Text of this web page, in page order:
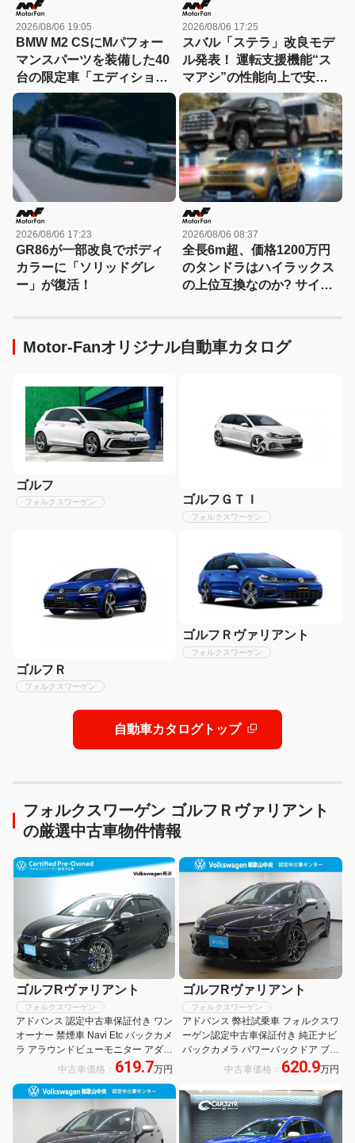
2026/08/06 19:05
BMW M2 CSにMパフォー
マンスパーツを装備した40
台の限定車「エディショ
ン・エッジ」が登場！
2026/08/06 17:25
スバル「ステラ」改良モデ
ル発表！ 運転支援機能“ス
マアシ”の性能向上で安心
感さらにアップ
2026/08/06 17:23
GR86が一部改良でボディ
カラーに「ソリッドグレ
ー」が復活！
2026/08/06 08:37
全長6m超、価格1200万円
のタンドラはハイラックス
の上位互換なのか? サイ
な違い 【新型ハイラックス
徹底比較】
Motor-Fanオリジナル自動車カタログ
ゴルフ
フォルクスワーゲン ゴルフＧＴＩ
フォルクスワーゲン
ゴルフＲ
フォルクスワーゲン
ゴルフＲヴァリアント
フォルクスワーゲン
自動車カタログトップ
フォルクスワーゲン ゴルフＲヴァリアント
の厳選中古車物件情報
ゴルフRヴァリアント
フォルクスワーゲン
アドバンス 認定中古車保証付き ワン
オーナー 禁煙車 Navi Etc バックカメ
ラ アラウンドビューモニター アダプ
ティブクルーズコントロール トラベ
中古車価格： 619.7万円
ゴルフRヴァリアント
フォルクスワーゲン
アドバンス 弊社試乗車 フォルクスワ
ーゲン認定中古車保証付き 純正ナビ
バックカメラ パワーバックドア ブラ
インドスポットモニター Bluetooth
ルミホイール
中古車価格： 620.9万円